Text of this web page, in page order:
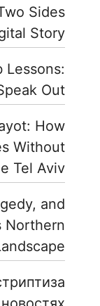
Sides
Story
Lessons:
Out
How
Without
Tel Aviv
and
Northern